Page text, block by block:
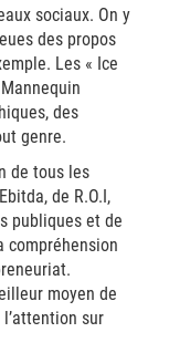
sociaux. On y
des propos
Les « Ice
des
genre.
de tous les
de R.O.I,
publiques et de
compréhension
moyen de
sur